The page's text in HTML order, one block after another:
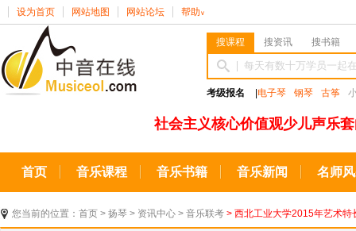
设为首页 网站地图 网站论坛 帮助 ∨
搜课程 搜资讯 搜书籍
考级报名 电子琴 钢琴 古筝
社会主义核心价值观少儿声乐
首页 音乐课程 音乐书籍 音乐新闻 名师
您当前的位置： 首页 > 扬琴 > 资讯中心 > 音乐联考 > 西北工业大学2015年艺术特